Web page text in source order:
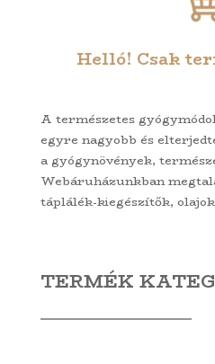
Helló! Csak
A természetes
egyre nagyobb és
a gyógynövények,
Webáruházunkban
táplálék-kiegészítők,
TERMÉK